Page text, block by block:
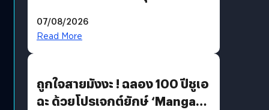
07/08/2026
Read More
ถูกใจสายมังงะ ! ฉลอง 100 ปีชูเอ
ฉะ ด้วยโปรเจกต์ยักษ์ ‘Manga